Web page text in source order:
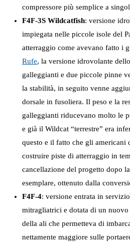
compressore più semplice a
F4F-3S Wildcatfish: versione
impiegata nelle piccole isole del
atterraggio come avevano fatto i
Rufe, la versione idrovolante dello
galleggianti e due piccole pinne
la stabilità, in seguito venne
dorsale in fusoliera. Il peso e la
galleggianti riducevano molto le
e già il Wildcat “terrestre” era
questo e il fatto che gli americani
costruire piste di atterraggio in
cancellazione del progetto dopo
esemplare, ottenuto dalla
F4F-4: versione entrata in
mitragliatrici e dotata di un
della ali che permetteva di
nettamente maggiore sulle